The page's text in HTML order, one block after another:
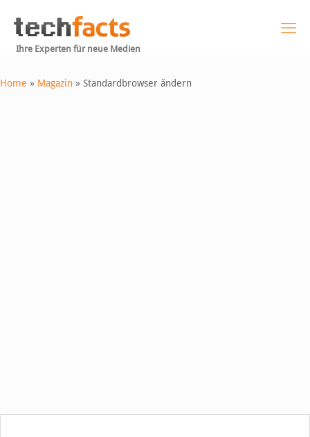
Ihre Experten für neue Medien
Home » Magazin » Standardbrowser ändern